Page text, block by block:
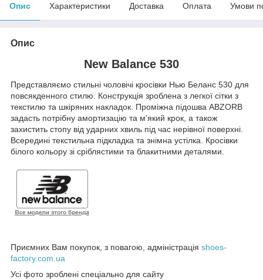
Опис Характеристики Доставка Оплата Умови
Опис
New Balance 530
Представляємо стильні чоловічі кросівки Нью Беланс 530 для
повсякденного стилю. Конструкція зроблена з легкої сітки з
текстилю та шкіряних накладок. Проміжна підошва ABZORB
задасть потрібну амортизацію та м'який крок, а також
захистить стопу від ударних хвиль під час нерівної поверхні.
Всередині текстильна підкладка та знімна устілка. Кросівки
білого кольору зі сріблястими та блакитними деталями.
Приємних Вам покупок, з повагою, адміністрація shoes-
factory.com.ua
Усі фото зроблені спеціально для сайту